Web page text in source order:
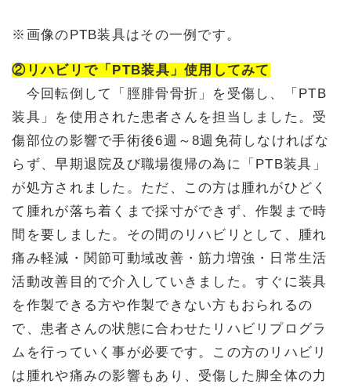
※画像のPTB装具はその一例です。
②リハビリで「PTB装具」使用してみて
今回転倒して「脛腓骨骨折」を受傷し、「PTB
装具」を使用された患者さんを担当しました。受
傷部位の影響で手術後6週～8週免荷しなければな
らず、早期退院及び職場復帰の為に「PTB装具」
が処方されました。ただ、この方は腫れがひどく
て腫れが落ち着くまで採寸ができず、作製まで時
間を要しました。その間のリハビリとして、腫れ
痛み軽減・関節可動域改善・筋力増強・日常生活
活動改善目的で介入していきました。すぐに装具
を作製できる方や作製できない方もおられるの
で、患者さんの状態に合わせたリハビリプログラ
ムを行っていく事が必要です。この方のリハビリ
は腫れや痛みの影響もあり、受傷した脚全体の力